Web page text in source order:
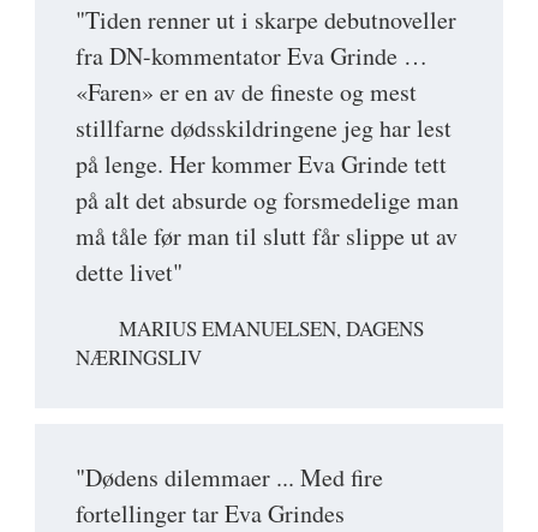
"Tiden renner ut i skarpe debutnoveller
fra DN-kommentator Eva Grinde …
«Faren» er en av de fineste og mest
stillfarne dødsskildringene jeg har lest
på lenge. Her kommer Eva Grinde tett
på alt det absurde og forsmedelige man
må tåle før man til slutt får slippe ut av
dette livet"
MARIUS EMANUELSEN, DAGENS
NÆRINGSLIV
"Dødens dilemmaer ... Med fire
fortellinger tar Eva Grindes